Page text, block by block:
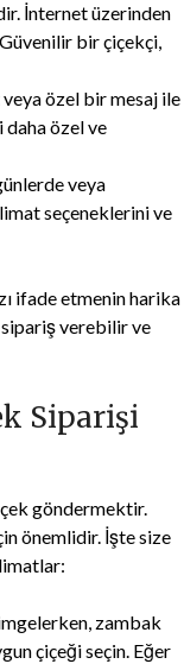
İnternet üzerinden
bir çiçekçi,
özel bir mesaj ile
daha özel ve
veya
seçeneklerini ve
ifade etmenin harika
sipariş verebilir ve
Siparişi
göndermektir.
önemlidir. İşte size
zambak
çiçeği seçin. Eğer